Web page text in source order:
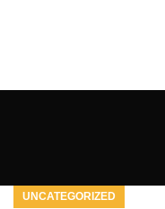
UNCATEGORIZED